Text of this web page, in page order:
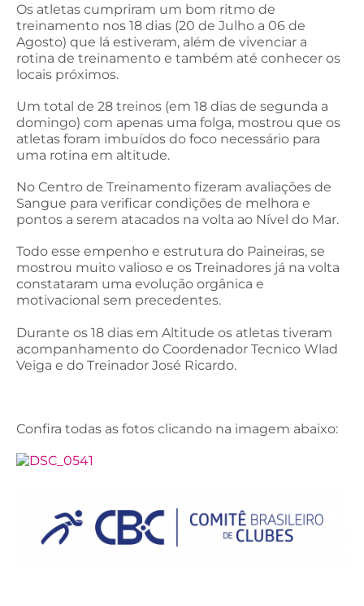
Os atletas cumpriram um bom ritmo de
treinamento nos 18 dias (20 de Julho a 06 de
Agosto) que lá estiveram, além de vivenciar a
rotina de treinamento e também até conhecer os
locais próximos.
Um total de 28 treinos (em 18 dias de segunda a
domingo) com apenas uma folga, mostrou que os
atletas foram imbuídos do foco necessário para
uma rotina em altitude.
No Centro de Treinamento fizeram avaliações de
Sangue para verificar condições de melhora e
pontos a serem atacados na volta ao Nível do Mar.
Todo esse empenho e estrutura do Paineiras, se
mostrou muito valioso e os Treinadores já na volta
constataram uma evolução orgânica e
motivacional sem precedentes.
Durante os 18 dias em Altitude os atletas tiveram
acompanhamento do Coordenador Tecnico Wlad
Veiga e do Treinador José Ricardo.
Confira todas as fotos clicando na imagem abaixo: